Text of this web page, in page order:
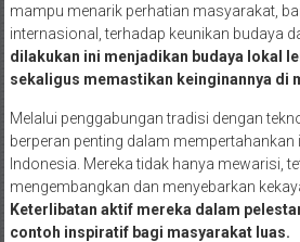
mampu menarik perhatian masyarakat,
internasional, terhadap keunikan budaya
dilakukan ini menjadikan budaya lokal
sekaligus memastikan keinginannya di
Melalui penggabungan tradisi dengan
berperan penting dalam mempertahankan
Indonesia. Mereka tidak hanya mewarisi,
mengembangkan dan menyebarkan
Keterlibatan aktif mereka dalam
contoh inspiratif bagi masyarakat luas.